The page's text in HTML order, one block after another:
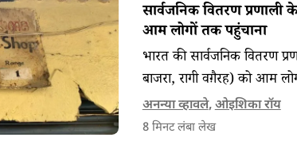
सार्वजनिक वितरण प्रणाली
आम लोगों तक पहुंचाना
भारत की सार्वजनिक वितरण
बाजरा, रागी वग़ैरह) को आम
मददगार हो सकती है और इस राह
अनन्या व्हावले, ओइशिका रॉय
8मिनट लंबा लेख